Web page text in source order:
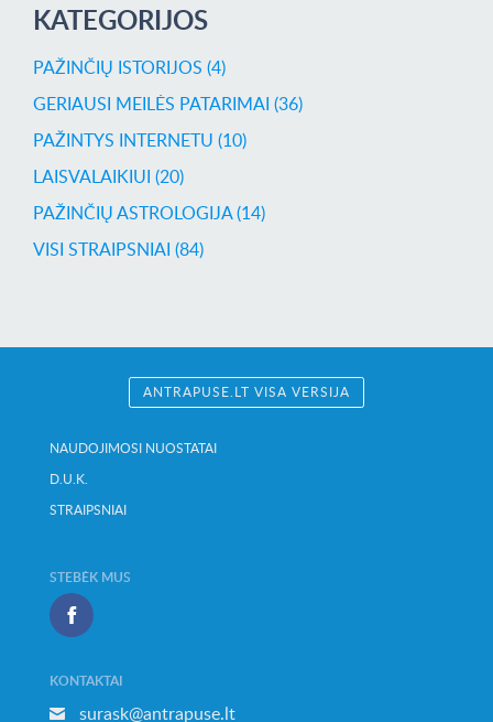
KATEGORIJOS
PAŽINČIŲ ISTORIJOS (4)
GERIAUSI MEILĖS PATARIMAI (36)
PAŽINTYS INTERNETU (10)
LAISVALAIKIUI (20)
PAŽINČIŲ ASTROLOGIJA (14)
VISI STRAIPSNIAI (84)
ANTRAPUSE.LT VISA VERSIJA
NAUDOJIMOSI NUOSTATAI
D.U.K.
STRAIPSNIAI
STEBĖK MUS
KONTAKTAI
surask@antrapuse.lt